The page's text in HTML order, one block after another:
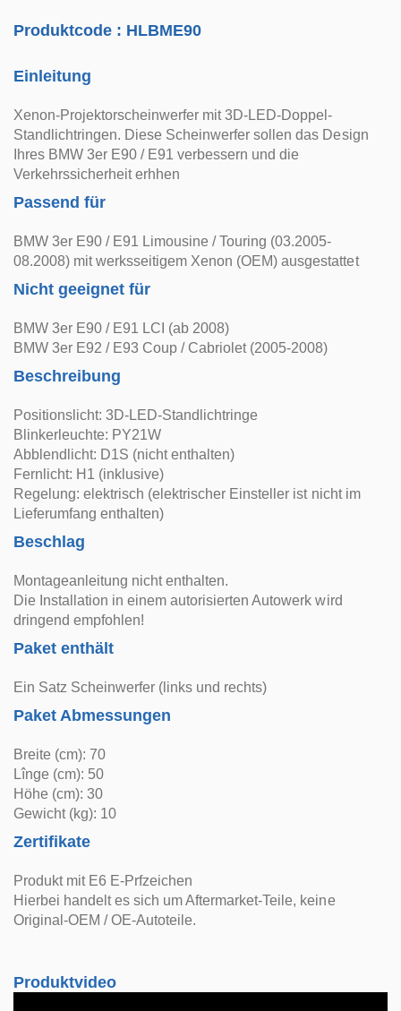
Produktcode : HLBME90
Einleitung
Xenon-Projektorscheinwerfer mit 3D-LED-Doppel-
Standlichtringen. Diese Scheinwerfer sollen das Design
Ihres BMW 3er E90 / E91 verbessern und die
Verkehrssicherheit erhhen
Passend für
BMW 3er E90 / E91 Limousine / Touring (03.2005-
08.2008) mit werksseitigem Xenon (OEM) ausgestattet
Nicht geeignet für
BMW 3er E90 / E91 LCI (ab 2008)
BMW 3er E92 / E93 Coup / Cabriolet (2005-2008)
Beschreibung
Positionslicht: 3D-LED-Standlichtringe
Blinkerleuchte: PY21W
Abblendlicht: D1S (nicht enthalten)
Fernlicht: H1 (inklusive)
Regelung: elektrisch (elektrischer Einsteller ist nicht im
Lieferumfang enthalten)
Beschlag
Montageanleitung nicht enthalten.
Die Installation in einem autorisierten Autowerk wird
dringend empfohlen!
Paket enthält
Ein Satz Scheinwerfer (links und rechts)
Paket Abmessungen
Breite (cm): 70
Lînge (cm): 50
Höhe (cm): 30
Gewicht (kg): 10
Zertifikate
Produkt mit E6 E-Prfzeichen
Hierbei handelt es sich um Aftermarket-Teile, keine
Original-OEM / OE-Autoteile.
Produktvideo